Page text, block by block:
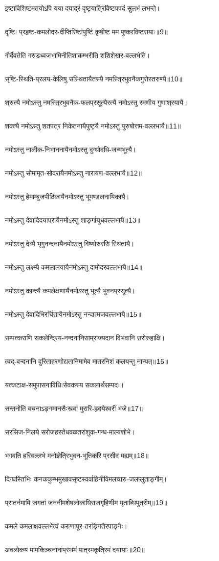
इष्टाविशिष्टमतयोऽपि यया दयार्द्र दृष्ट्यात्रिविष्टपपदं सुलभं लभन्ते।
दृष्टिः प्रहृष्ट-कमलोदर-दीप्तिरिष्टांपुष्टिं कृषीष्ट मम पुष्करविष्टरायाः॥9॥
गीर्देवतेति गरुडध्वजभामिनीतिशाकम्भरीति शशिशेखर-वल्लभेति।
सृष्टि-स्थिति-प्रलय-केलिषु संस्थितायैतस्यै नमस्त्रिभुवनैकगुरोस्तरुण्यै॥10॥
श्रुत्यै नमोऽस्तु नमस्त्रिभुवनैक-फलप्रसूत्यैरत्यै नमोऽस्तु रमणीय गुणाश्रयायै।
शक्त्यै नमोऽस्तु शतपत्र निकेतनायैपुष्ट्यै नमोऽस्तु पुरुषोत्तम-वल्लभायै॥11॥
नमोऽस्तु नालीक-निभाननायैनमोऽस्तु दुग्धोदधि-जन्मभूत्यै।
नमोऽस्तु सोमामृत-सोदरायैनमोऽस्तु नारायण-वल्लभायै॥12॥
नमोऽस्तु हेमाम्बुजपीठिकायैनमोऽस्तु भूमण्डलनायिकायै।
नमोऽस्तु देवादिदयापरायैनमोऽस्तु शार्ङ्गायुधवल्लभायै॥13॥
नमोऽस्तु देव्यै भृगुनन्दनायैनमोऽस्तु विष्णोरुरसि स्थितायै।
नमोऽस्तु लक्ष्म्यै कमलालयायैनमोऽस्तु दामोदरवल्लभायै॥14॥
नमोऽस्तु कान्त्यै कमलेक्षणायैनमोऽस्तु भूत्यै भुवनप्रसूत्यै।
नमोऽस्तु देवादिभिरर्चितायैनमोऽस्तु नन्दात्मजवल्लभायै॥15॥
सम्पत्कराणि सकलेन्द्रिय-नन्दनानिसाम्राज्यदान विभवानि सरोरुहाक्षि।
त्वद्-वन्दनानि दुरिताहरणोद्यतानिमामेव मातरनिशं कलयन्तु नान्यत्॥16॥
यत्कटाक्ष-समुपासनाविधिःसेवकस्य सकलार्थसम्पदः।
सन्तनोति वचनाऽङ्गमानसैःस्त्वां मुरारि-हृदयेश्वरीं भजे॥17॥
सरसिज-निलये सरोजहस्तेधवळतरांशुक-गन्ध-माल्यशोभे।
भगवति हरिवल्लभे मनोज्ञेत्रिभुवन-भूतिकरि प्रसीद मह्यम्॥18॥
दिग्घस्तिभिः कनककुम्भमुखावसृष्टस्वर्वाहिनीविमलचारु-जलप्लुताङ्गीम्।
प्रातर्नमामि जगतां जननीमशेषलोकाधिराजगृहिणीम मृताब्धिपुत्रीम्॥19॥
कमले कमलाक्षवल्लभेत्वं करुणापूर-तरङ्गितैरपाङ्गैः।
अवलोकय मामकिञ्चनानांप्रथमं पात्रमकृत्रिमं दयायाः॥20॥